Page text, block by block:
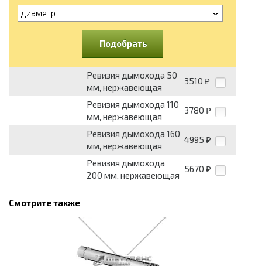
диаметр
Подобрать
Ревизия дымохода 50
мм, нержавеющая
3510 ₽
Ревизия дымохода 110
мм, нержавеющая
3780 ₽
Ревизия дымохода 160
мм, нержавеющая
4995 ₽
Ревизия дымохода
200 мм, нержавеющая
5670 ₽
Смотрите также